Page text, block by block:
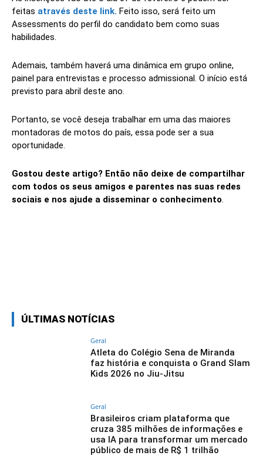
feitas através deste link. Feito isso, será feito um
Assessments do perfil do candidato bem como suas
habilidades.
Ademais, também haverá uma dinâmica em grupo online,
painel para entrevistas e processo admissional. O início está
previsto para abril deste ano.
Portanto, se você deseja trabalhar em uma das maiores
montadoras de motos do país, essa pode ser a sua
oportunidade.
Gostou deste artigo? Então não deixe de compartilhar
com todos os seus amigos e parentes nas suas redes
sociais e nos ajude a disseminar o conhecimento.
ÚLTIMAS NOTÍCIAS
Geral
Atleta do Colégio Sena de Miranda
faz história e conquista o Grand Slam
Kids 2026 no Jiu-Jitsu
Geral
Brasileiros criam plataforma que
cruza 385 milhões de informações e
usa IA para transformar um mercado
público de mais de R$ 1 trilhão